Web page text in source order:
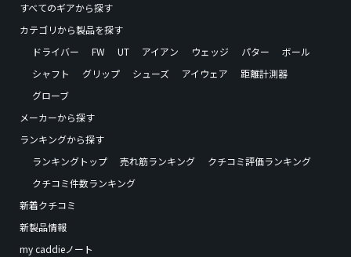
すべてのギアから探す
カテゴリから製品を探す
ドライバー
FW UT アイアン ウェッジ パター
ボール
シャフト
グリップ シューズ アイウェア
距離計測器
グローブ
メーカーから探す
ランキングから探す
ランキングトップ
売れ筋ランキング
クチコミ評価ランキング
クチコミ件数ランキング
新着クチコミ
新製品情報
my caddieノート